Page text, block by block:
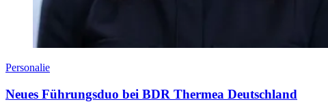
Personalie
Neues Führungsduo bei BDR Thermea Deutschland